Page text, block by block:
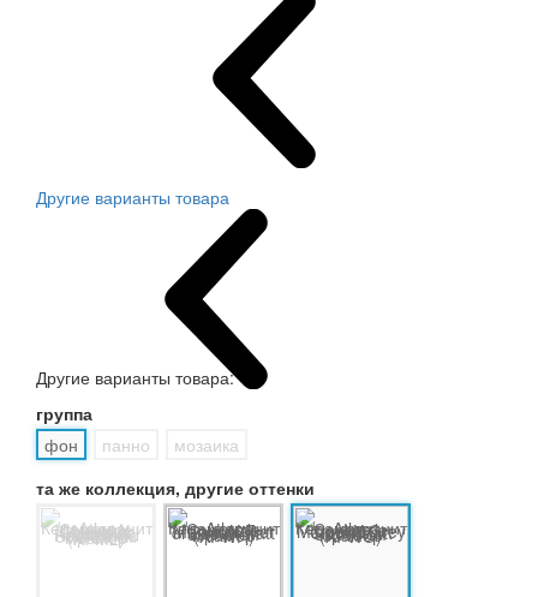
Другие варианты товара
Другие варианты товара:
группа
фон
панно
мозаика
та же коллекция, другие оттенки